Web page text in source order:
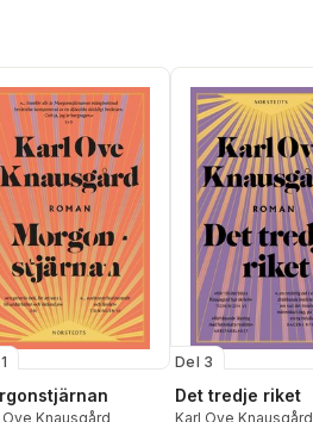
Ove Knausgård
Del 3
Det tredje riket
Karl Ove Knausgård